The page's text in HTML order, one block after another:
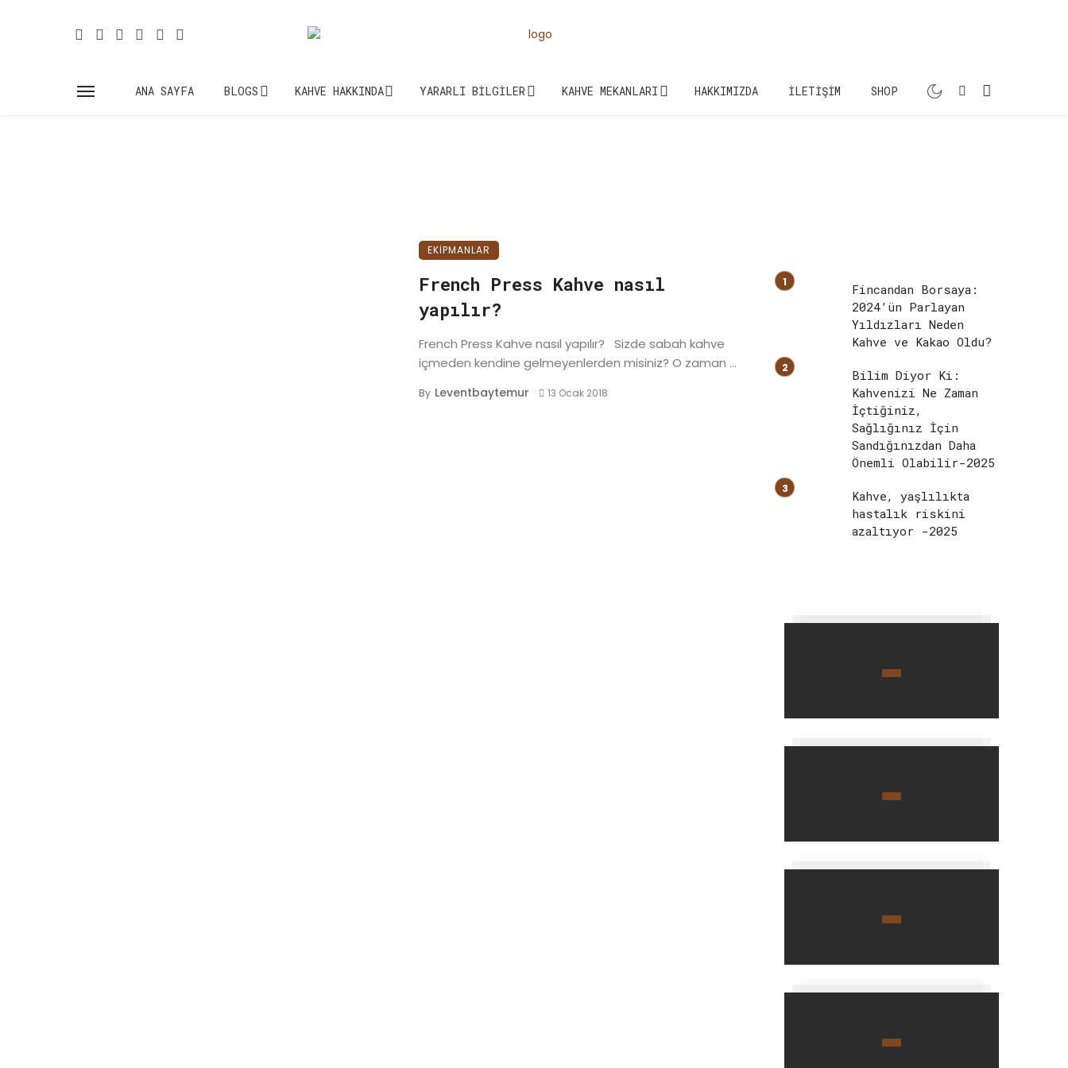
ANA SAYFA BLOGS KAHVE HAKKINDA YARARLI BILGILER KAHVE MEKANLARI HAKKIMIZDA İLETIŞIM SHOP
EKIPMANLAR
French Press Kahve nasıl
yapılır?
French Press Kahve nasıl yapılır? Sizde sabah kahve
içmeden kendine gelmeyenlerden misiniz? O zaman ...
By Leventbaytemur 13 Ocak 2018
Fincandan Borsaya:
2024’ün Parlayan
Yıldızları Neden
Kahve ve Kakao Oldu?
Bilim Diyor Ki:
Kahvenizi Ne Zaman
İçtiğiniz,
Sağlığınız İçin
Sandığınızdan Daha
Önemli Olabilir-2025
Kahve, yaşlılıkta
hastalık riskini
azaltıyor -2025